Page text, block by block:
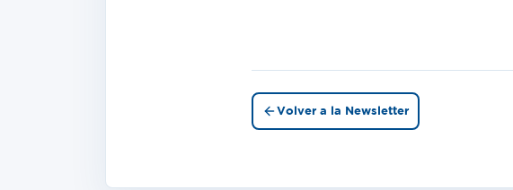
Volver a la Newsletter